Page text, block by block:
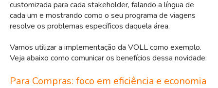
customizada para cada stakeholder, falando a língua de
cada um e mostrando como o seu programa de viagens
resolve os problemas específicos daquela área.
Vamos utilizar a implementação da VOLL como exemplo.
Veja abaixo como comunicar os benefícios dessa novidade:
Para Compras: foco em eficiência e economia